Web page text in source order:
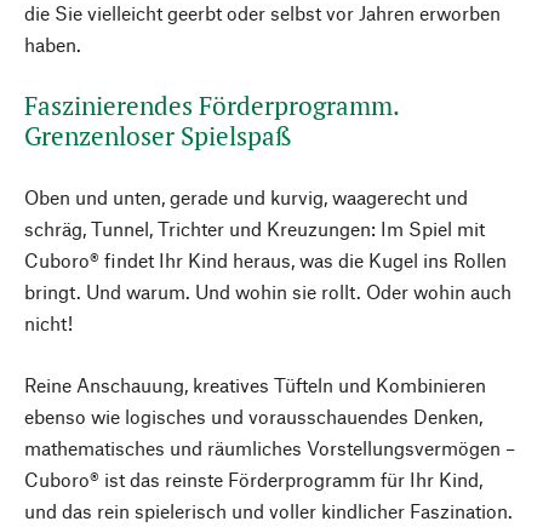
die Sie vielleicht geerbt oder selbst vor Jahren erworben
haben.
Faszinierendes Förderprogramm.
Grenzenloser Spielspaß
Oben und unten, gerade und kurvig, waagerecht und
schräg, Tunnel, Trichter und Kreuzungen: Im Spiel mit
Cuboro® findet Ihr Kind heraus, was die Kugel ins Rollen
bringt. Und warum. Und wohin sie rollt. Oder wohin auch
nicht!
Reine Anschauung, kreatives Tüfteln und Kombinieren
ebenso wie logisches und vorausschauendes Denken,
mathematisches und räumliches Vorstellungsvermögen –
Cuboro® ist das reinste Förderprogramm für Ihr Kind,
und das rein spielerisch und voller kindlicher Faszination.